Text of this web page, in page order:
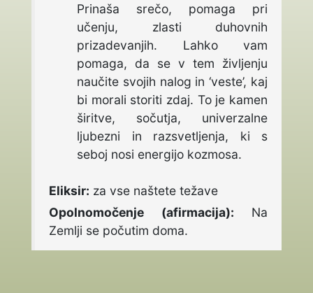
Prinaša
srečo, pomaga pri
učenju, zlasti duhovnih
prizadevanjih. Lahko vam
pomaga, da se v tem življenju
naučite svojih nalog in ‘veste’, kaj
bi morali storiti zdaj. To je kamen
širitve, sočutja, univerzalne
ljubezni in razsvetljenja, ki s
seboj nosi energijo kozmosa.
Eliksir: za vse naštete težave
Opolnomočenje (afirmacija): Na
Zemlji se počutim doma.